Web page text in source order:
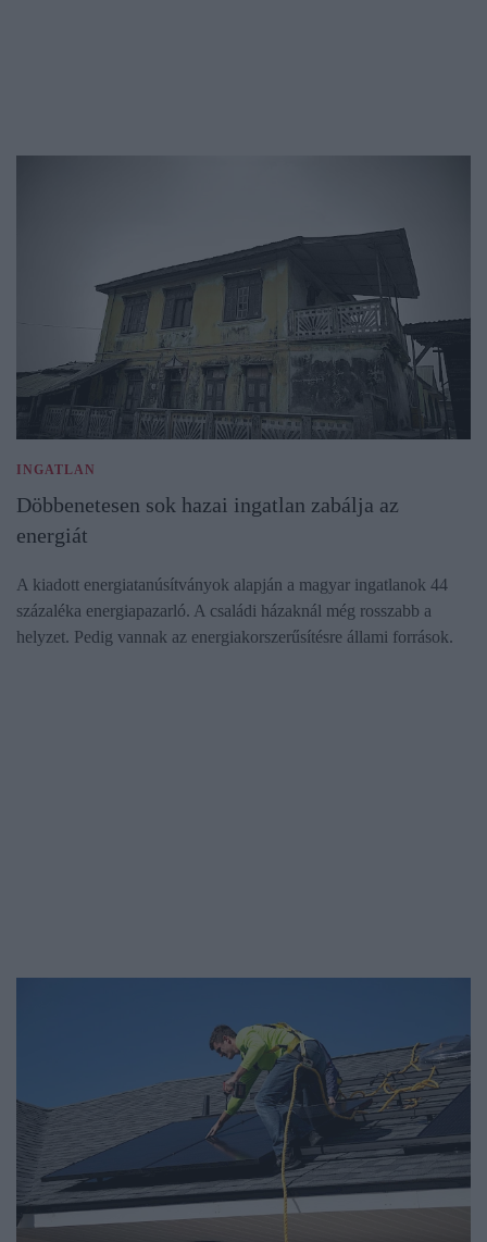
INGATLAN
Döbbenetesen sok hazai ingatlan zabálja az
energiát
A kiadott energiatanúsítványok alapján a magyar ingatlanok 44
százaléka energiapazarló. A családi házaknál még rosszabb a
helyzet. Pedig vannak az energiakorszerűsítésre állami források.